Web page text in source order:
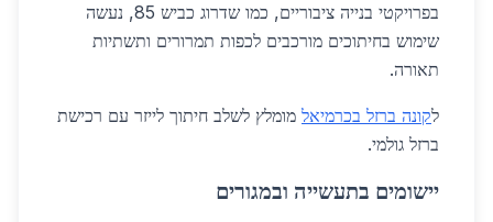
בפרויקטי בנייה ציבוריים, כמו שדרוג כביש 85, נעשה
שימוש בחיתוכים מורכבים לכפות תמרורים ותשתיות
תאורה.
לקונה ברזל בכרמיאל מומלץ לשלב חיתוך לייזר עם רכישת
ברזל גולמי.
יישומים בתעשייה ובמגורים